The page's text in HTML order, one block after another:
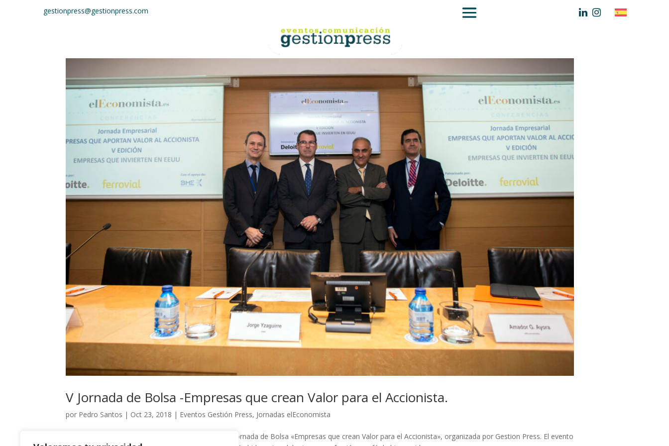
gestionpress@gestionpress.com
V Jornada de Bolsa -Empresas que crean Valor para el Accionista.
por Pedro Santos | Oct 23, 2018 | Eventos Gestión Press, Jornadas elEconomista
«Empresas que crean Valor para el Accionista» La V Jornada de Bolsa «Empresas que crean Valor para el Accionista», organizada por Gestion Press. El evento